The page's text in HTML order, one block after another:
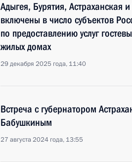
Адыгея, Бурятия, Астраханская
включены в число субъектов
по предоставлению услуг
жилых домах
29 декабря 2025 года, 11:40
Встреча с губернатором
Бабушкиным
27 августа 2024 года, 13:55